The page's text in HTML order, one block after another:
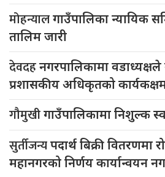
मोहन्यालगाउँपालिका न्यायिक
तालिम जारी
देवदहनगरपालिकामा
प्रशासकीय अधिकृतको
गौमुखीगाउँपालिकामा निशुल्क
सुर्तीजन्यपदार्थ बिक्री वितरणमा
महानगरको निर्णय कार्यान्वयन